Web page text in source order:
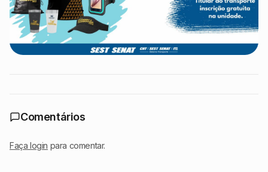
Comentários
Faça login para comentar.